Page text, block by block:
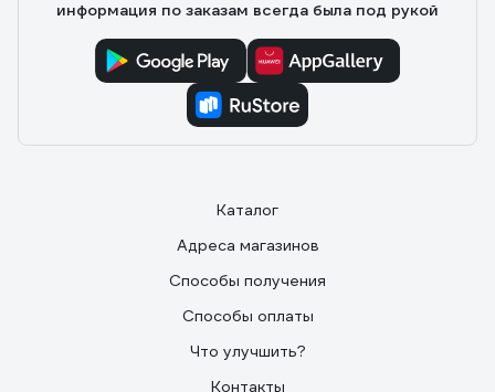
информация по заказам всегда была под рукой
Каталог
Адреса магазинов
Способы получения
Способы оплаты
Что улучшить?
Контакты